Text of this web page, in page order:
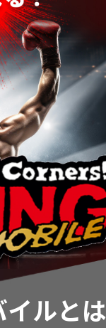
ルとは